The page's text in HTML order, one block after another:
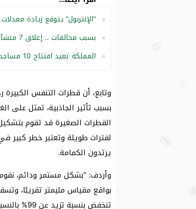
“الإنتربول” يتوقع زيادة
بسبب مخالفات .. إغلاق 7 منشآت نسائية في عسير
المملكة تعيد افتتاح 10 مساجد في بـ5 مناطق
وتابع، أن قطرات التنفس
بسبب تأثير الجاذبية، تمثل على
القطرات الصغيرة قد تقوم
لفترات طويلة وتعتبر خطر كبير
يرتدون الكمامة.
وأردف: “بشكل مستمر ودائم،
بواقع مقياس مليمتر تقريبًا،
تنخفض بنسبة تزيد عن 99% بالنسبة إلى أكبر القطرات التي تقيسها القطرات”.